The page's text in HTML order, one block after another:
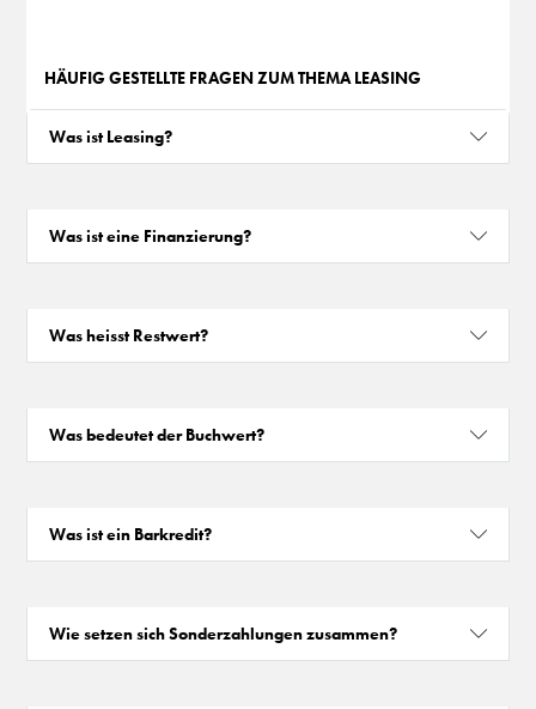
HÄUFIG GESTELLTE FRAGEN ZUM THEMA LEASING
Was ist Leasing?
Was ist eine Finanzierung?
Was heisst Restwert?
Was bedeutet der Buchwert?
Was ist ein Barkredit?
Wie setzen sich Sonderzahlungen zusammen?